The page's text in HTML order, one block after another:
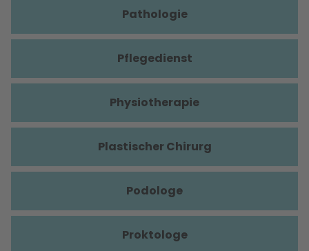
Pathologie
Pflegedienst
Physiotherapie
Plastischer Chirurg
Podologe
Proktologe